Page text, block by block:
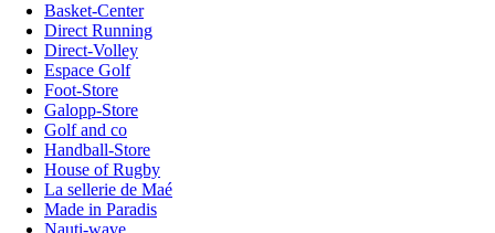
Basket-Center
Direct Running
Direct-Volley
Espace Golf
Foot-Store
Galopp-Store
Golf and co
Handball-Store
House of Rugby
La sellerie de Maé
Made in Paradis